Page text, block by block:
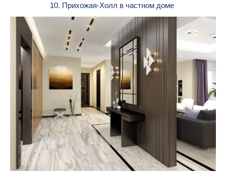
10. Прихожая-Холл в частном доме